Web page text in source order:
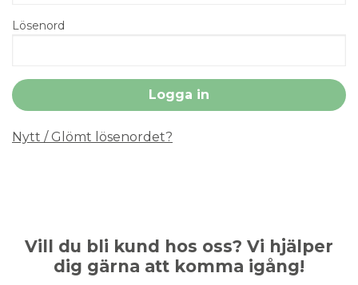
Lösenord
Nytt / Glömt lösenordet?
Vill du bli kund hos oss? Vi hjälper
dig gärna att komma igång!